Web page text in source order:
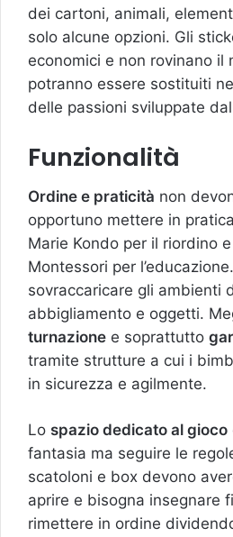
dei cartoni, animali,
solo alcune opzioni. Gli
economici e non rovinano il
potranno essere sostituiti
delle passioni sviluppate
Funzionalità
Ordine e praticità non
opportuno mettere in
Marie Kondo per il riordino
Montessori per
sovraccaricare gli ambienti
abbigliamento e oggetti.
turnazione e soprattutto
tramite strutture a cui i
in sicurezza e agilmente.
Lo spazio dedicato al gioco
fantasia ma seguire le
scatoloni e box devono
aprire e bisogna insegnare
rimettere in ordine